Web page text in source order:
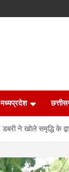
मध्यप्रदेश
डबरी ने खोले समृद्धि के